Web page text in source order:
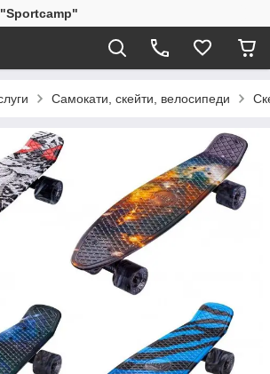
"Sportcamp"
Самокати, скейти, велосипеди